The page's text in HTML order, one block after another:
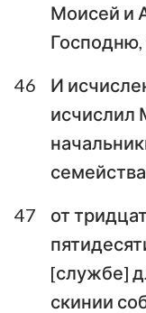
Моисей и
46
И
исчислил
47
от
[службе]
скинии